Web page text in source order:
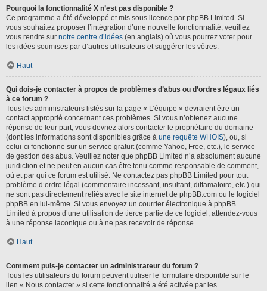
Pourquoi la fonctionnalité X n’est pas disponible ?
Ce programme a été développé et mis sous licence par phpBB Limited. Si
vous souhaitez proposer l’intégration d’une nouvelle fonctionnalité, veuillez
vous rendre sur notre centre d’idées (en anglais) où vous pourrez voter pour
les idées soumises par d’autres utilisateurs et suggérer les vôtres.
Haut
Qui dois-je contacter à propos de problèmes d’abus ou d’ordres légaux liés
à ce forum ?
Tous les administrateurs listés sur la page « L’équipe » devraient être un
contact approprié concernant ces problèmes. Si vous n’obtenez aucune
réponse de leur part, vous devriez alors contacter le propriétaire du domaine
(dont les informations sont disponibles grâce à une requête WHOIS), ou, si
celui-ci fonctionne sur un service gratuit (comme Yahoo, Free, etc.), le service
de gestion des abus. Veuillez noter que phpBB Limited n’a absolument aucune
juridiction et ne peut en aucun cas être tenu comme responsable de comment,
où et par qui ce forum est utilisé. Ne contactez pas phpBB Limited pour tout
problème d’ordre légal (commentaire incessant, insultant, diffamatoire, etc.) qui
ne sont pas directement reliés avec le site internet de phpBB.com ou le logiciel
phpBB en lui-même. Si vous envoyez un courrier électronique à phpBB
Limited à propos d’une utilisation de tierce partie de ce logiciel, attendez-vous
à une réponse laconique ou à ne pas recevoir de réponse.
Haut
Comment puis-je contacter un administrateur du forum ?
Tous les utilisateurs du forum peuvent utiliser le formulaire disponible sur le
lien « Nous contacter » si cette fonctionnalité a été activée par les